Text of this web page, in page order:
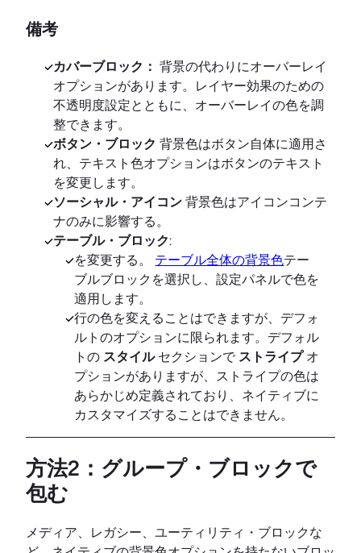
備考
カバーブロック： 背景の代わりにオーバーレイ
オプションがあります。レイヤー効果のための
不透明度設定とともに、オーバーレイの色を調
整できます。
ボタン・ブロック 背景色はボタン自体に適用さ
れ、テキスト色オプションはボタンのテキスト
を変更します。
ソーシャル・アイコン背景色はアイコンコンテ
ナのみに影響する。
テーブル・ブロック:
を変更する。 テーブル全体の背景色テー
ブルブロックを選択し、設定パネルで色を
適用します。
行の色を変えることはできますが、デフォ
ルトのオプションに限られます。デフォル
トの スタイルセクションで ストライプオ
プションがありますが、ストライプの色は
あらかじめ定義されており、ネイティブに
カスタマイズすることはできません。
方法2：グループ・ブロックで
包む
メディア、レガシー、ユーティリティ・ブロックな